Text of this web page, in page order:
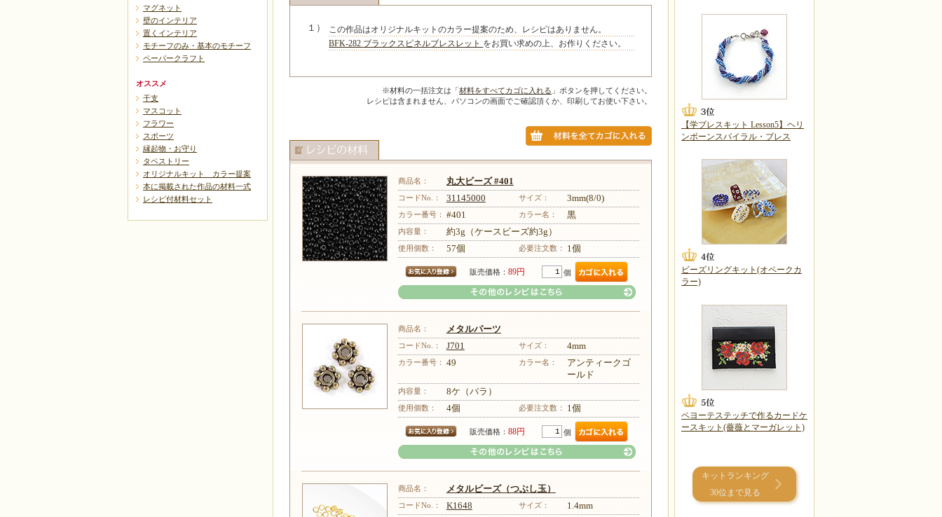
１）
この作品はオリジナルキットのカラー提案のため、レシピはありません。
BFK-282 ブラックスピネルブレスレット をお買い求めの上、お作りください。
※材料の一括注文は「材料をすべてカゴに入れる 」ボタンを押してください。
レシピは含まれません、パソコンの画面でご確認頂くか、印刷してお使い下さい。
商品名： 丸大ビーズ #401
コードNo.： 31145000 サイズ： 3mm(8/0)
カラー番号： #401 カラー名： 黒
内容量： 約3g（ケースビーズ約3g）
使用個数： 57個 必要注文数： 1個
販売価格： 89円 個
その他のレシピはこちら
商品名： メタルパーツ
コードNo.： J701 サイズ： 4mm
カラー番号： 49 カラー名：
アンティークゴ
ールド
内容量： 8ケ（バラ）
使用個数： 4個 必要注文数： 1個
販売価格： 88円 個
商品名： メタルビーズ（つぶし玉）
コードNo.： K1648 サイズ： 1.4mm
マグネット
壁のインテリア
置くインテリア
モチーフのみ・基本のモチーフ
ペーパークラフト
オススメ
干支
マスコット
フラワー
スポーツ
縁起物・お守り
タペストリー
オリジナルキット カラー提案
本に掲載された作品の材料一式
レシピ付材料セット
【学ブレスキット Lesson5】ヘリ
ンボーンスパイラル・ブレス
ビーズリングキット(オペークカ
ラー)
ペヨーテステッチで作るカードケ
ースキット(薔薇とマーガレット)
キットランキング
30位まで見る